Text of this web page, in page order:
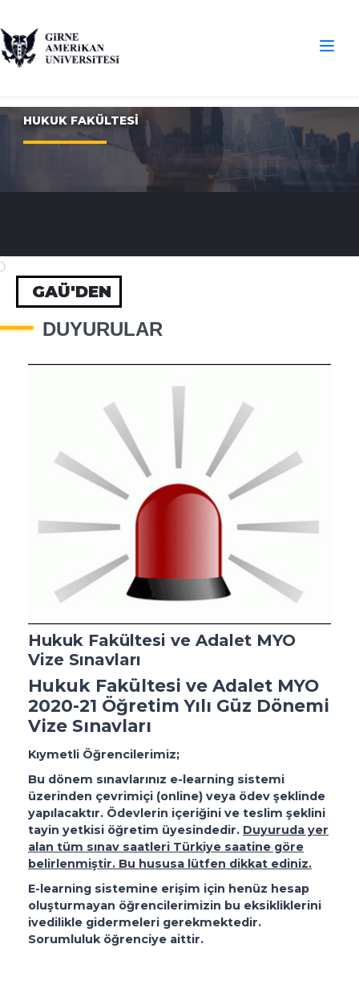
HUKUK FAKÜLTESİ
GAÜ'DEN
DUYURULAR
Hukuk Fakültesi ve Adalet MYO
Vize Sınavları
Hukuk Fakültesi ve Adalet MYO
2020-21 Öğretim Yılı Güz Dönemi
Vize Sınavları
Kıymetli Öğrencilerimiz;
Bu dönem sınavlarınız e-learning sistemi
üzerinden çevrimiçi (online) veya ödev şeklinde
yapılacaktır. Ödevlerin içeriğini ve teslim şeklini
tayin yetkisi öğretim üyesindedir. Duyuruda yer
alan tüm sınav saatleri Türkiye saatine göre
belirlenmiştir. Bu hususa lütfen dikkat ediniz.
E-learning sistemine erişim için henüz hesap
oluşturmayan öğrencilerimizin bu eksikliklerini
ivedilikle gidermeleri gerekmektedir.
Sorumluluk öğrenciye aittir.